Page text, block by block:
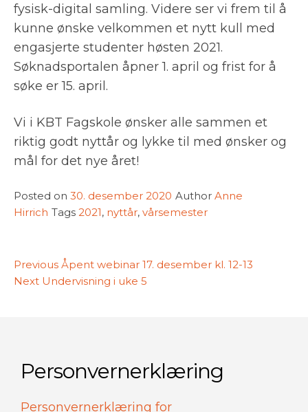
fysisk-digital samling. Videre ser vi frem til å
kunne ønske velkommen et nytt kull med
engasjerte studenter høsten 2021.
Søknadsportalen åpner 1. april og frist for å
søke er 15. april.
Vi i KBT Fagskole ønsker alle sammen et
riktig godt nyttår og lykke til med ønsker og
mål for det nye året!
Posted on 30. desember 2020 Author Anne
Hirrich Tags 2021, nyttår, vårsemester
Innleggsnavigasjon
Previous Previous
post:
Åpent webinar 17. desember kl. 12-13
Next Next
Undervisning i uke 5
Personvernerklæring
Personvernerklæring for